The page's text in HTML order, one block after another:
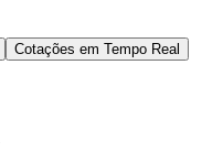
Cotações em Tempo Real